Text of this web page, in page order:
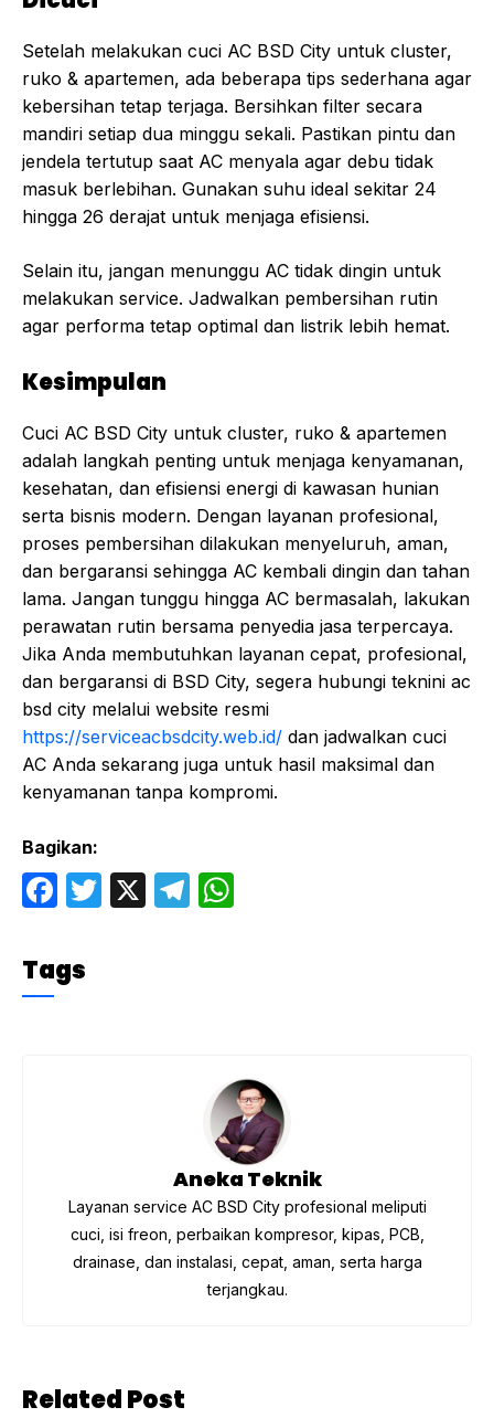
Setelah melakukan cuci AC BSD City untuk cluster,
ruko & apartemen, ada beberapa tips sederhana agar
kebersihan tetap terjaga. Bersihkan filter secara
mandiri setiap dua minggu sekali. Pastikan pintu dan
jendela tertutup saat AC menyala agar debu tidak
masuk berlebihan. Gunakan suhu ideal sekitar 24
hingga 26 derajat untuk menjaga efisiensi.
Selain itu, jangan menunggu AC tidak dingin untuk
melakukan service. Jadwalkan pembersihan rutin
agar performa tetap optimal dan listrik lebih hemat.
Kesimpulan
Cuci AC BSD City untuk cluster, ruko & apartemen
adalah langkah penting untuk menjaga kenyamanan,
kesehatan, dan efisiensi energi di kawasan hunian
serta bisnis modern. Dengan layanan profesional,
proses pembersihan dilakukan menyeluruh, aman,
dan bergaransi sehingga AC kembali dingin dan tahan
lama. Jangan tunggu hingga AC bermasalah, lakukan
perawatan rutin bersama penyedia jasa terpercaya.
Jika Anda membutuhkan layanan cepat, profesional,
dan bergaransi di BSD City, segera hubungi teknini ac
bsd city melalui website resmi
https://serviceacbsdcity.web.id/ dan jadwalkan cuci
AC Anda sekarang juga untuk hasil maksimal dan
kenyamanan tanpa kompromi.
Bagikan:
F
c
e
T
X
T
p
Tags
Aneka Teknik
Layanan service AC BSD City profesional meliputi
cuci, isi freon, perbaikan kompresor, kipas, PCB,
drainase, dan instalasi, cepat, aman, serta harga
terjangkau.
Related Post